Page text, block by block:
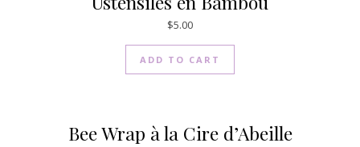
$5.00
ADD TO CART
Bee Wrap à la Cire d’Abeille